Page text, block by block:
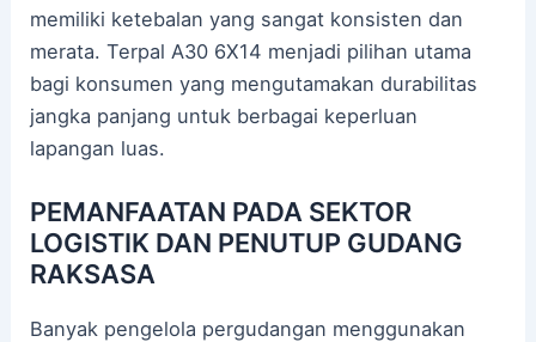
memiliki ketebalan yang sangat konsisten dan
merata. Terpal A30 6X14 menjadi pilihan utama
bagi konsumen yang mengutamakan durabilitas
jangka panjang untuk berbagai keperluan
lapangan luas.
PEMANFAATAN PADA SEKTOR
LOGISTIK DAN PENUTUP GUDANG
RAKSASA
Banyak pengelola pergudangan menggunakan